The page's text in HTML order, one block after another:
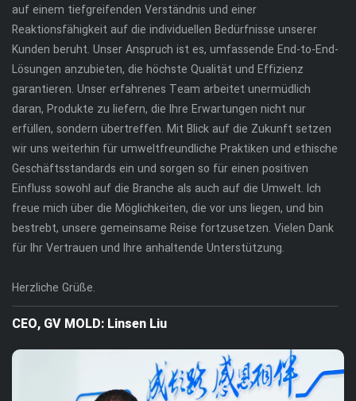
auf einem tiefgreifenden Verständnis und einer
Reaktionsfähigkeit auf die individuellen Bedürfnisse unserer
Kunden beruht. Unser Anspruch ist es, umfassende End-to-End-
Lösungen anzubieten, die höchste Qualität und Effizienz
garantieren. Unser erfahrenes Team arbeitet unermüdlich
daran, Produkte zu liefern, die Ihre Erwartungen nicht nur
erfüllen, sondern übertreffen. Mit Blick auf die Zukunft setzen
wir uns weiterhin für umweltfreundliche Praktiken und ethische
Geschäftsstandards ein und sorgen so für einen positiven
Einfluss sowohl auf die Branche als auch auf die Umwelt. Ich
freue mich über die Möglichkeiten, die vor uns liegen, und bin
bestrebt, unsere gemeinsame Reise fortzusetzen. Vielen Dank
für Ihr Vertrauen und Ihre anhaltende Unterstützung.
Herzliche Grüße.
CEO, GV MOLD: Linsen Liu